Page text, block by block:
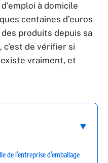
à domicile
centaines d’euros
produits depuis sa
de vérifier si
vraiment, et
de l’entreprise d’emballage